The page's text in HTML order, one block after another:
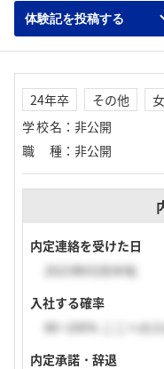
体験記を投稿する
24年卒 その他
学校名 ： 非公開
職種 ： 非公開
内定連絡を受けた日
2023年03月中旬
入社する確率
80~100% ここへの
内定承諾・辞退